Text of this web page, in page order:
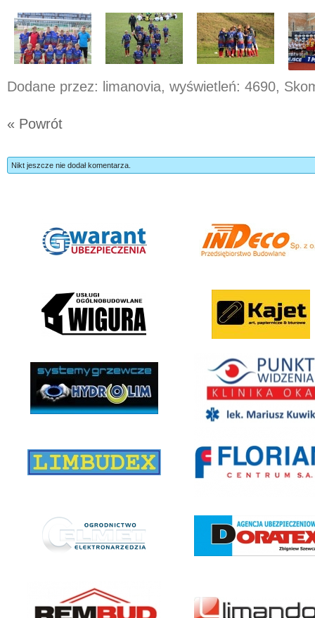
Dodane przez: limanovia, wyświetleń: 4690,
« Powrót
Nikt jeszcze nie dodał komentarza.